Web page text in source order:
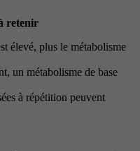
retenir
élevé, plus le métabolisme
un métabolisme de base
à répétition peuvent